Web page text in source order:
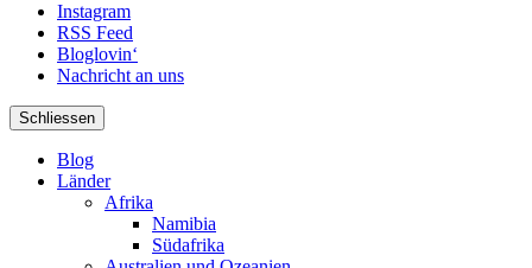
Instagram
RSS Feed
Bloglovin‘
Nachricht an uns
Schliessen
Blog
Länder
Afrika
Namibia
Südafrika